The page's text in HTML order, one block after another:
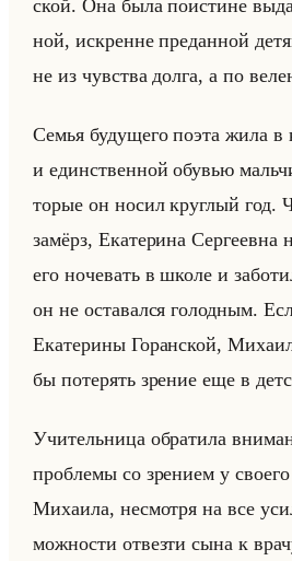
ской. Она была по­ист­ине
ной, ис­кренне пре­дан­ной
не из чув­ства долга, а по
Семья бу­ду­ще­го поэта жила в
и един­ствен­ной обу­вью
то­рые он носил круг­лый год.
за­мёрз, Ека­те­ри­на Сер­ге­ев­на
его но­че­вать в школе и
он не оста­вал­ся го­лод­ным.
Ека­те­ри­ны Го­ран­ской,
бы по­те­рять зре­ние еще в
Учи­тельни­ца об­ра­ти­ла
про­бле­мы со зре­ни­ем у
Ми­ха­ила, несмот­ря на все
мож­но­сти от­вез­ти сына к